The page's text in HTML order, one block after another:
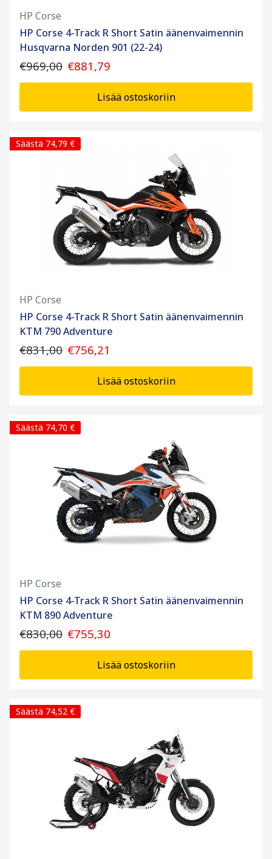
HP Corse
HP Corse 4-Track R Short Satin äänenvaimennin
Husqvarna Norden 901 (22-24)
€969,00 €881,79
Lisää ostoskoriin
Säästä 74,79 €
HP Corse
HP Corse 4-Track R Short Satin äänenvaimennin
KTM 790 Adventure
€831,00 €756,21
Lisää ostoskoriin
Säästä 74,70 €
HP Corse
HP Corse 4-Track R Short Satin äänenvaimennin
KTM 890 Adventure
€830,00 €755,30
Lisää ostoskoriin
Säästä 74,52 €